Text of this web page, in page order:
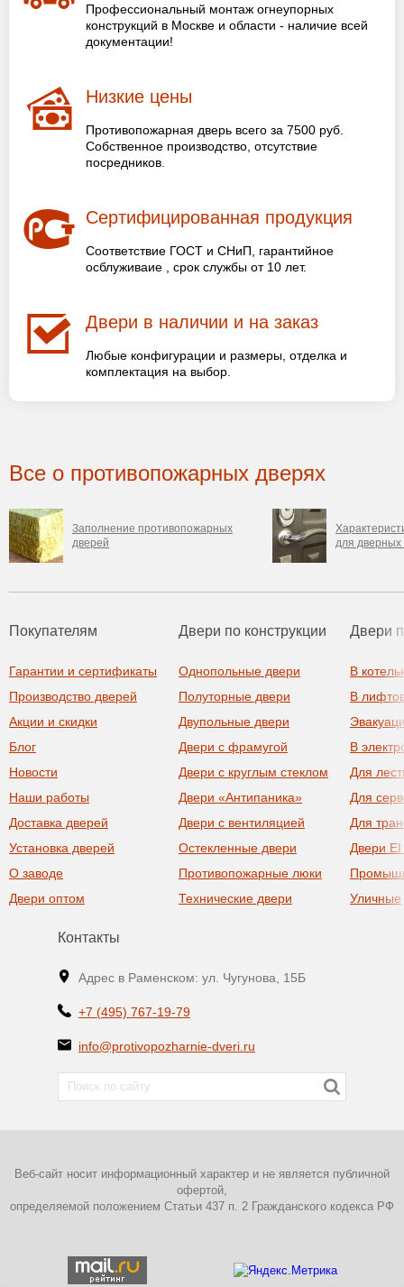
Профессиональный монтаж огнеупорных
конструкций в Москве и области - наличие всей
документации!
Низкие цены
Противопожарная дверь всего за 7500 руб.
Собственное производство, отсутствие
посредников.
Сертифицированная продукция
Соответствие ГОСТ и СНиП, гарантийное
осблуживаие , срок службы от 10 лет.
Двери в наличии и на заказ
Любые конфигурации и размеры, отделка и
комплектация на выбор.
Все о противопожарных дверях
Заполнение противопожарных
дверей
для дверных
Покупателям
Гарантии и сертификаты
Производство дверей
Акции и скидки
Блог
Новости
Наши работы
Доставка дверей
Установка дверей
О заводе
Двери оптом
Двери по конструкции
Однопольные двери
Полуторные двери
Двупольные двери
Двери с фрамугой
Двери с круглым стеклом
Двери «Антипаника»
Двери с вентиляцией
Остекленные двери
Противопожарные люки
Технические двери
Двери
В
В
В
Для
Для
Для
Двери
Уличные
Контакты
Адрес в Раменском: ул. Чугунова, 15Б
+7 (495) 767-19-79
info@protivopozharnie-dveri.ru
Веб-сайт носит информационный характер и не является публичной
офертой,
определяемой положением Статьи 437 п. 2 Гражданского кодекса РФ